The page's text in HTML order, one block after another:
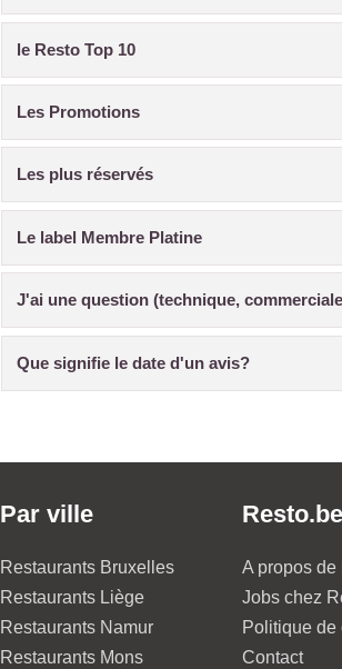
le Resto Top 10
Les Promotions
Les plus réservés
Le label Membre Platine
J'ai une question (technique,
Que signifie le date d'un avis?
Par ville
Restaurants Bruxelles
Restaurants Liège
Restaurants Namur
Restaurants Mons
Resto.be
A propos de
Jobs chez
Politique de
Contact